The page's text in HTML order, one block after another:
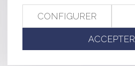
< ... 198 199 200 201
CONFIGURER
ACCEPTER